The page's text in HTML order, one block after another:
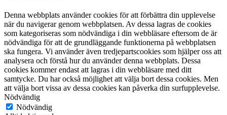
Denna webbplats använder cookies för att förbättra din upplevelse
när du navigerar genom webbplatsen. Av dessa lagras de cookies
som kategoriseras som nödvändiga i din webbläsare eftersom de är
nödvändiga för att de grundläggande funktionerna på webbplatsen
ska fungera. Vi använder även tredjepartscookies som hjälper oss att
analysera och förstå hur du använder denna webbplats. Dessa
cookies kommer endast att lagras i din webbläsare med ditt
samtycke. Du har också möjlighet att välja bort dessa cookies. Men
att välja bort vissa av dessa cookies kan påverka din surfupplevelse.
Nödvändig
Nödvändig